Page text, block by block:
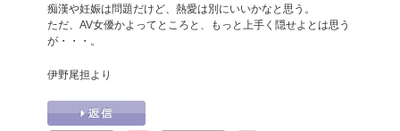
痴漢や妊娠は問題だけど、熱愛は別にいいかなと思う。
ただ、AV女優かよってところと、もっと上手く隠せよとは思う
が・・・。
伊野尾担より